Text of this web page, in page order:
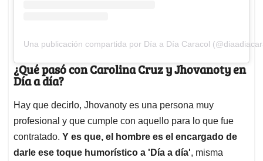
Una publicación compartida por Día a Día Caracol
¿Qué pasó con Carolina Cruz y Jhovanoty en
Día a día?
Hay que decirlo, Jhovanoty es una persona muy
profesional y que cumple con aquello para lo que fue
contratado. Y es que, el hombre es el encargado de
darle ese toque humorístico a 'Día a día', misma